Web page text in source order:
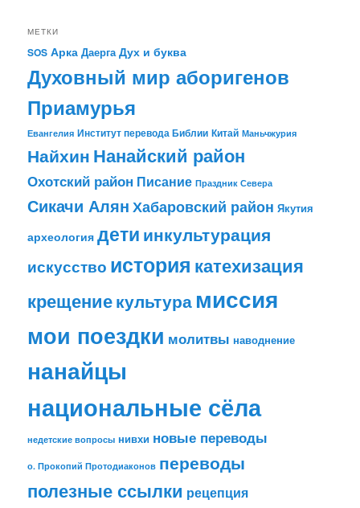
МЕТКИ
SOS Арка Даерга Дух и буква
Духовный мир аборигенов
Приамурья
Евангелия Институт перевода Библии Китай Маньчжурия
Найхин Нанайский район
Охотский район Писание Праздник Севера
Сикачи АлянХабаровский район Якутия
археология детиинкультурация
искусство история катехизация
крещениекультура миссия
мои поездки молитвы наводнение
нанайцы
национальные сёла
недетские вопросы нивхи новые переводы
о. Прокопий Протодиаконов переводы
полезные ссылки рецепция